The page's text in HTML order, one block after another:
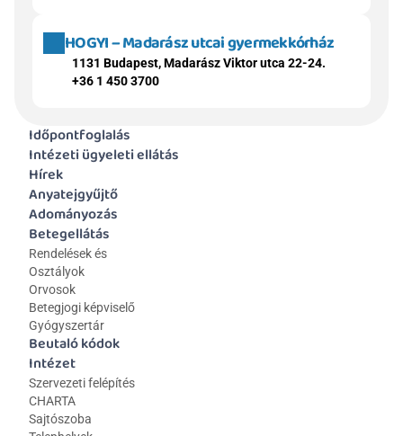
HOGYI – Madarász utcai gyermekkórház
1131 Budapest, Madarász Viktor utca 22-24.
+36 1 450 3700
Időpontfoglalás
Intézeti ügyeleti ellátás
Hírek
Anyatejgyűjtő
Adományozás
Betegellátás
Rendelések és
Osztályok
Orvosok
Betegjogi képviselő
Gyógyszertár
Beutaló kódok
Intézet
Szervezeti felépítés
CHARTA
Sajtószoba